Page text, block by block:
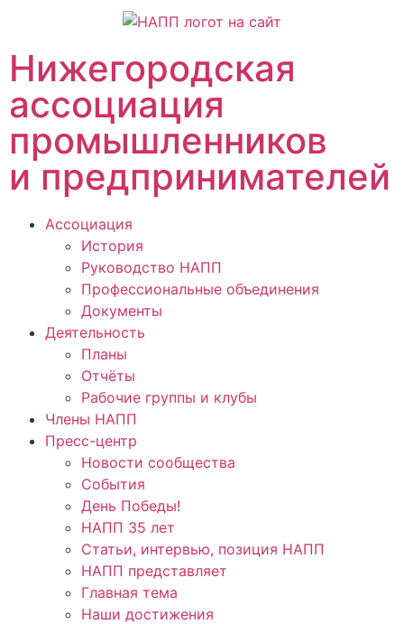
Нижегородская
ассоциация
промышленников
и предпринимателей
Ассоциация
История
Руководство НАПП
Профессиональные объединения
Документы
Деятельность
Планы
Отчёты
Рабочие группы и клубы
Члены НАПП
Пресс-центр
Новости сообщества
События
День Победы!
НАПП 35 лет
Статьи, интервью, позиция НАПП
НАПП представляет
Главная тема
Наши достижения